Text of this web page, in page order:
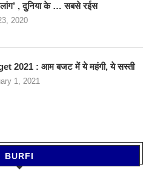
, दुनिया के … सबसे रईस
2020
2021 : आम बजट में ये महंगी, ये सस्‍ती
1, 2021
BURFI